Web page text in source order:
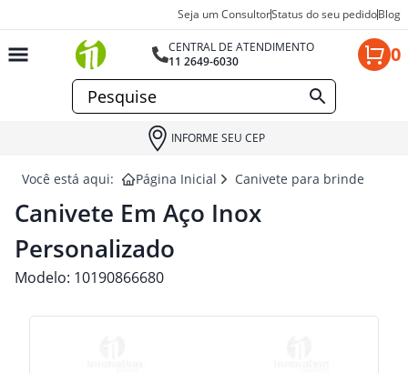
Seja um ConsultorStatus do seu pedidoBlog
CENTRAL DE ATENDIMENTO
11 2649-6030
0
INFORME SEU CEP
Você está aqui: Página Inicial Canivete para brindes
Canivete Em Aço Inox
Personalizado
Modelo: 10190866680